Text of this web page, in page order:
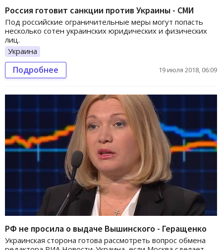
Россия готовит санкции против Украины - СМИ
Под российские ограничительные меры могут попасть
несколько сотен украинских юридических и физических
лиц.
Украина
Подробнее 19 июля 2018, 06:09
РФ не просила о выдаче Вышинского - Геращенко
Украинская сторона готова рассмотреть вопрос обмена